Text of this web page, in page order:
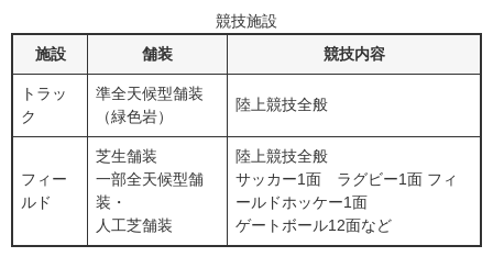
競技施設
施設
舗装 競技内容
トラッ
ク
準全天候型舗装
（緑色岩）
陸上競技全般
フィー
ルド
芝生舗装
一部全天候型舗
装・
人工芝舗装
陸上競技全般
サッカー1面 ラグビー1面 フィ
ールドホッケー1面
ゲートボール12面など